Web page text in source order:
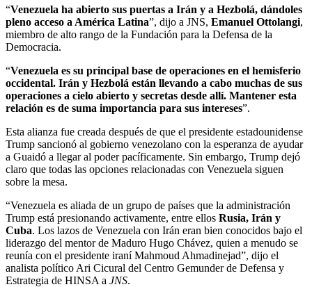
“Venezuela ha abierto sus puertas a Irán y a Hezbolá, dándoles
pleno acceso a América Latina”, dijo a JNS, Emanuel Ottolangi,
miembro de alto rango de la Fundación para la Defensa de la
Democracia.
“Venezuela es su principal base de operaciones en el hemisferio
occidental. Irán y Hezbolá están llevando a cabo muchas de sus
operaciones a cielo abierto y secretas desde allí. Mantener esta
relación es de suma importancia para sus intereses”.
Esta alianza fue creada después de que el presidente estadounidense
Trump sancionó al gobierno venezolano con la esperanza de ayudar
a Guaidó a llegar al poder pacíficamente. Sin embargo, Trump dejó
claro que todas las opciones relacionadas con Venezuela siguen
sobre la mesa.
“Venezuela es aliada de un grupo de países que la administración
Trump está presionando activamente, entre ellos Rusia, Irán y
Cuba. Los lazos de Venezuela con Irán eran bien conocidos bajo el
liderazgo del mentor de Maduro Hugo Chávez, quien a menudo se
reunía con el presidente iraní Mahmoud Ahmadinejad”, dijo el
analista político Ari Cicural del Centro Gemunder de Defensa y
Estrategia de HINSA a JNS.